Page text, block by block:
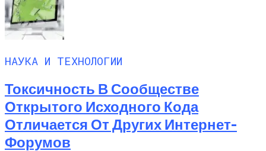
НАУКА И ТЕХНОЛОГИИ
Токсичность В Сообществе
Открытого Исходного Кода
Отличается От Других Интернет-
Форумов